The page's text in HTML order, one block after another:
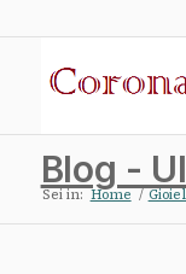
Blog -
Sei in: Home /